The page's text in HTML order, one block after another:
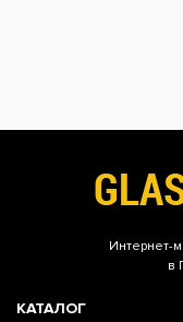
Интернет-
в
КАТАЛОГ